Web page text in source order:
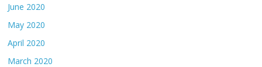
June 2020
May 2020
April 2020
March 2020